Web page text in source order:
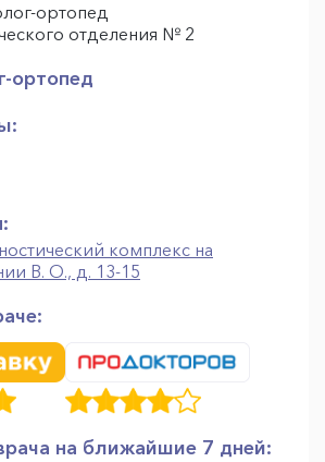
ортопед
отделения № 2
ортопед
комплекс на
В. О., д. 13-15
на ближайшие 7 дней: